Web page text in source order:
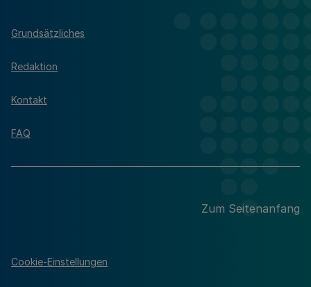
Grundsätzliches
Redaktion
Kontakt
FAQ
Zum Seitenanfang
Cookie-Einstellungen